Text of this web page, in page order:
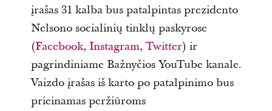
įrašas 31 kalba bus patalpintas prezidento
Nelsono socialinių tinklų paskyrose
(Facebook, Instagram, Twitter) ir
pagrindiniame Bažnyčios YouTube kanale.
Vaizdo įrašas iš karto po patalpinimo bus
prieinamas peržiūroms